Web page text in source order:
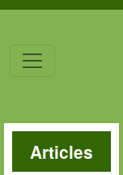
Articles